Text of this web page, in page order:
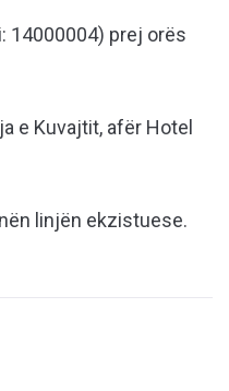
14000004) prej orës
e Kuvajtit, afër Hotel
linjën ekzistuese.